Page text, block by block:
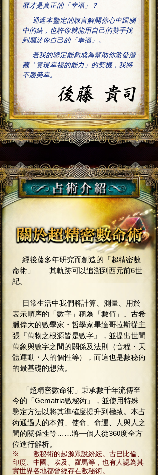
麼才是真正的「幸福」？
通過本鑒定的諫言解開你心中跟腦
中的結，也許你就能用自己的雙手找
到屬於你自己的「幸福」。
若我的鑒定能夠成為幫助你激發潛
藏「實現幸福的能力」的契機，我將
不勝榮幸。
經後藤多年研究而創造的「超精密數
命術」——其軌跡可以追溯到西元前6世
紀。
日常生活中我們將計算、測量、用於
表示順序的「數字」稱為「數值」。古希
臘偉大的數學家・哲學家畢達哥拉斯從主
張『萬物之根源皆是數字』，並提出世間
萬象與數字之間的關係及法則（音程・天
體運動・人的個性等），而這也是數秘術
的最基礎的想法。
「超精密數命術」秉承數千年流傳至
今的「Gematria數秘術」，並使用特殊
鑒定方法以將其準確度提升到極致。本占
術通過人的本質、使命、命運、人與人之
間的關係性等……將一個人從360度全方
位進行解析。
※……數秘術的起源眾說紛紜。古巴比倫、
印度、中國、埃及、羅馬等，也有人認為其
實世界各地都曾經存在數秘術。